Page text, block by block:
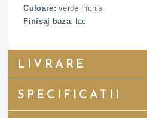
Culoare: verde inchis
Finisaj baza: lac
LIVRARE
SPECIFICATII